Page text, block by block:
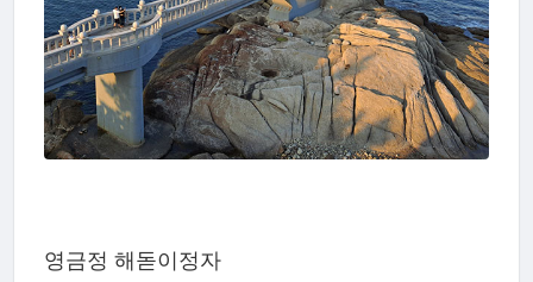
영금정 해돋이정자